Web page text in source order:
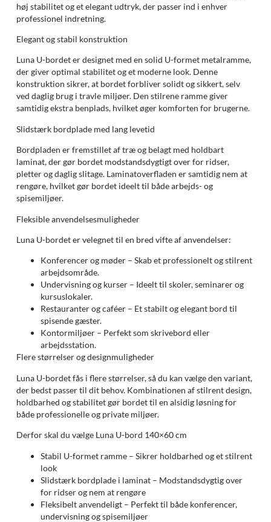
høj stabilitet og et elegant udtryk, der passer ind i enhver
professionel indretning.
Elegant og stabil konstruktion
Luna U-bordet er designet med en solid U-formet metalramme,
der giver optimal stabilitet og et moderne look. Denne
konstruktion sikrer, at bordet forbliver solidt og sikkert, selv
ved daglig brug i travle miljøer. Den stilrene ramme giver
samtidig ekstra benplads, hvilket øger komforten for brugerne.
Slidstærk bordplade med lang levetid
Bordpladen er fremstillet af træ og belagt med holdbart
laminat, der gør bordet modstandsdygtigt over for ridser,
pletter og daglig slitage. Laminatoverfladen er samtidig nem at
rengøre, hvilket gør bordet ideelt til både arbejds- og
spisemiljøer.
Fleksible anvendelsesmuligheder
Luna U-bordet er velegnet til en bred vifte af anvendelser:
Konferencer og møder – Skab et professionelt og stilrent
arbejdsområde.
Undervisning og kurser – Ideelt til skoler, seminarer og
kursuslokaler.
Restauranter og caféer – Et stabilt og elegant bord til
spisende gæster.
Kontormiljøer – Perfekt som skrivebord eller
arbejdsstation.
Flere størrelser og designmuligheder
Luna U-bordet fås i flere størrelser, så du kan vælge den variant,
der bedst passer til dit behov. Kombinationen af stilrent design,
holdbarhed og stabilitet gør bordet til en alsidig løsning for
både professionelle og private miljøer.
Derfor skal du vælge Luna U-bord 140×60 cm
Stabil U-formet ramme – Sikrer holdbarhed og et stilrent
look
Slidstærk bordplade i laminat – Modstandsdygtig over
for ridser og nem at rengøre
Fleksibelt anvendeligt – Perfekt til både konferencer,
undervisning og spisemiljøer